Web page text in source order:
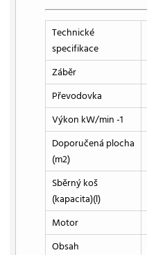
Technické
specifikace
Záběr
Převodovka
Výkon kW/min -1
Doporučená plocha
(m2)
Sběrný koš
(kapacita)(l)
Motor
Obsah